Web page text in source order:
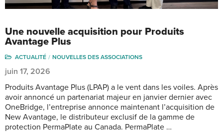
Une nouvelle acquisition pour Produits
Avantage Plus
ACTUALITÉ NOUVELLES DES ASSOCIATIONS
juin 17, 2026
Produits Avantage Plus (LPAP) a le vent dans les voiles. Après
avoir annoncé un partenariat majeur en janvier dernier avec
OneBridge, l’entreprise annonce maintenant l’acquisition de
New Avantage, le distributeur exclusif de la gamme de
protection PermaPlate au Canada. PermaPlate …